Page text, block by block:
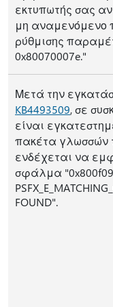
εκτυπωτής σας
μη αναμενόμενο
ρύθμισης
0x80070007e."
Μετά την
KB4493509, σε
είναι
πακέτα γλωσσών
ενδέχεται να
σφάλμα
FOUND".